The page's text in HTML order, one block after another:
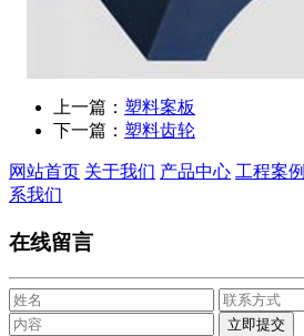
上一篇： 塑料案板
下一篇： 塑料齿轮
网站首页 关于我们 产品中心 工程案例
系我们
在线留言